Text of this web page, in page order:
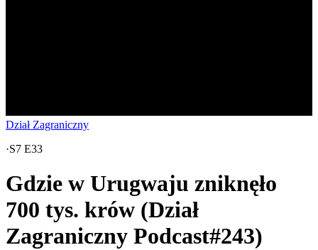
Dział Zagraniczny
·S7 E33
Gdzie w Urugwaju zniknęło
700 tys. krów (Dział
Zagraniczny Podcast#243)